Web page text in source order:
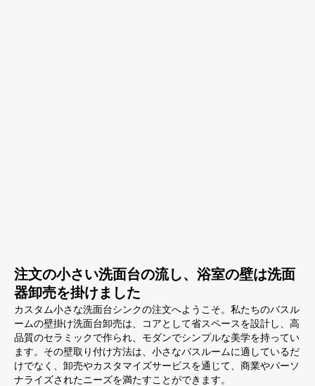
注文の小さい洗面台の流し、浴室の壁は洗面
器卸売を掛けました
カスタム小さな洗面台シンクの注文へようこそ。私たちのバスル
ームの壁掛け洗面台卸売は、コアとして省スペースを設計し、高
品質のセラミックで作られ、モダンでシンプルな美学を持ってい
ます。その壁取り付け方法は、小さなバスルームに適しているだ
けでなく、卸売やカスタマイズサービスを通じて、商業やパーソ
ナライズされたニーズを満たすことができます。